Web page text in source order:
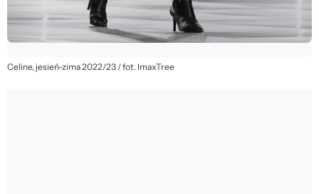
Celine, jesień-zima 2022/23 / fot. ImaxTree